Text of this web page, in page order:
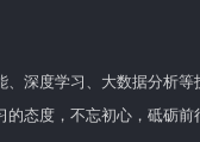
深度学习、大数据分析
的态度，不忘初心，砥砺前